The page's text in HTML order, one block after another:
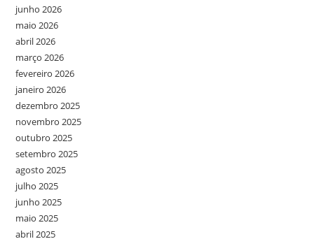
junho 2026
maio 2026
abril 2026
março 2026
fevereiro 2026
janeiro 2026
dezembro 2025
novembro 2025
outubro 2025
setembro 2025
agosto 2025
julho 2025
junho 2025
maio 2025
abril 2025